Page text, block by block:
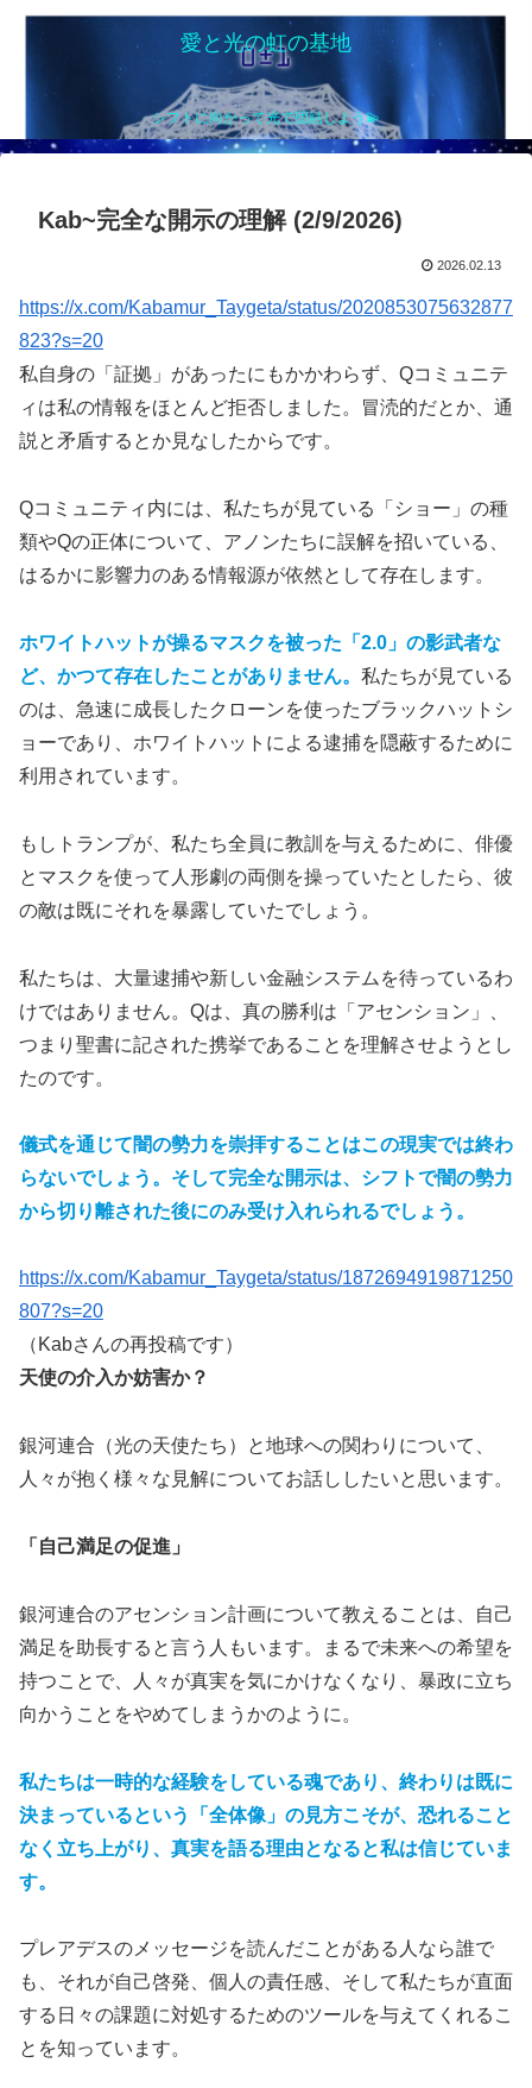
愛と光の虹の基地
シフトに向かって光で団結しよう💫
Kab~完全な開示の理解 (2/9/2026)
2026.02.13
https://x.com/Kabamur_Taygeta/status/2020853075632877
823?s=20
私自身の「証拠」があったにもかかわらず、Qコミュニテ
ィは私の情報をほとんど拒否しました。冒涜的だとか、通
説と矛盾するとか見なしたからです。
Qコミュニティ内には、私たちが見ている「ショー」の種
類やQの正体について、アノンたちに誤解を招いている、
はるかに影響力のある情報源が依然として存在します。
ホワイトハットが操るマスクを被った「2.0」の影武者な
ど、かつて存在したことがありません。 私たちが見ている
のは、急速に成長したクローンを使ったブラックハットシ
ョーであり、ホワイトハットによる逮捕を隠蔽するために
利用されています。
もしトランプが、私たち全員に教訓を与えるために、俳優
とマスクを使って人形劇の両側を操っていたとしたら、彼
の敵は既にそれを暴露していたでしょう。
私たちは、大量逮捕や新しい金融システムを待っているわ
けではありません。Qは、真の勝利は「アセンション」、
つまり聖書に記された携挙であることを理解させようとし
たのです。
儀式を通じて闇の勢力を崇拝することはこの現実では終わ
らないでしょう。そして完全な開示は、シフトで闇の勢力
から切り離された後にのみ受け入れられるでしょう。
https://x.com/Kabamur_Taygeta/status/1872694919871250
807?s=20
（Kabさんの再投稿です）
天使の介入か妨害か？
銀河連合（光の天使たち）と地球への関わりについて、
人々が抱く様々な見解についてお話ししたいと思います。
「自己満足の促進」
銀河連合のアセンション計画について教えることは、自己
満足を助長すると言う人もいます。まるで未来への希望を
持つことで、人々が真実を気にかけなくなり、暴政に立ち
向かうことをやめてしまうかのように。
私たちは一時的な経験をしている魂であり、終わりは既に
決まっているという「全体像」の見方こそが、恐れること
なく立ち上がり、真実を語る理由となると私は信じていま
す。
プレアデスのメッセージを読んだことがある人なら誰で
も、それが自己啓発、個人の責任感、そして私たちが直面
する日々の課題に対処するためのツールを与えてくれるこ
とを知っています。